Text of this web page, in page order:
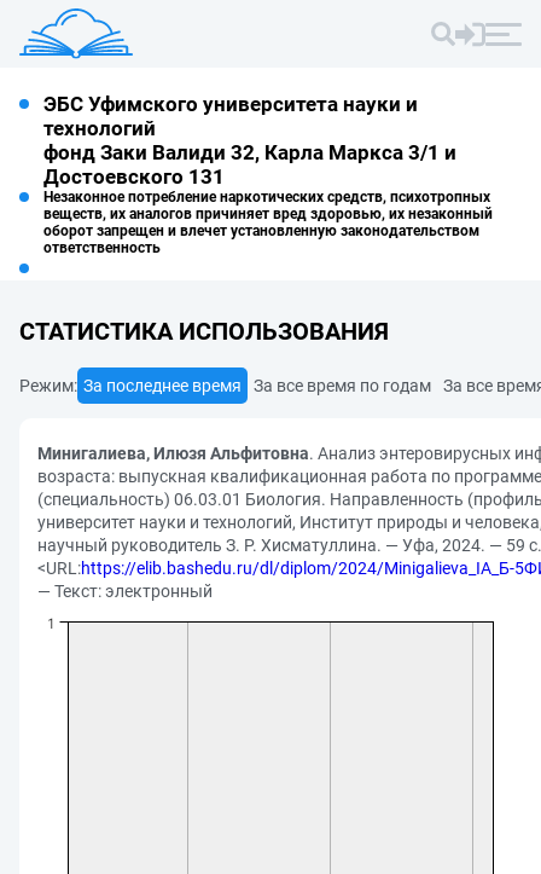
ЭБС Уфимского университета науки и
технологий
фонд Заки Валиди 32, Карла Маркса 3/1 и
Достоевского 131
Незаконное потребление наркотических средств, психотропных
веществ, их аналогов причиняет вред здоровью, их незаконный
оборот запрещен и влечет установленную законодательством
ответственность
СТАТИСТИКА ИСПОЛЬЗОВАНИЯ
Режим: За последнее время За все время по годам За все
Минигалиева, Илюзя Альфитовна. Анализ энтеровирусных
возраста: выпускная квалификационная работа по
(специальность) 06.03.01 Биология. Направленность
университет науки и технологий, Институт природы и
научный руководитель З. Р. Хисматуллина. — Уфа, 2024. — 59
<URL:https://elib.bashedu.ru/dl/diplom/2024/Minigalieva_IA_Б-
— Текст: электронный